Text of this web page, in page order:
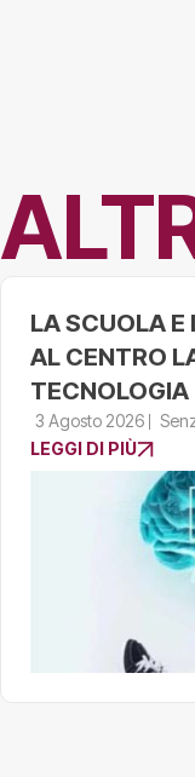
LA SCUOLA E
AL CENTRO
TECNOLOGIA
3 Agosto 2026
LEGGI DI PIÙ